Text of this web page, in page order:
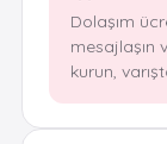
Dolaşım
mesajlaşın
kurun,